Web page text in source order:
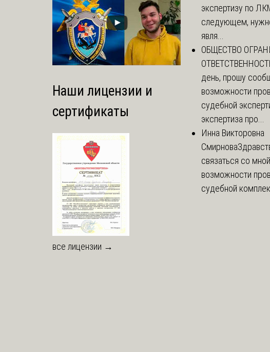
Наши лицензии и
сертификаты
все лицензии →
экспертизу по
следующем,
явля...
ОБЩЕСТВО
день, прошу
возможности
судебной
экспертиза про...
Инна Викторовна
Смирнова
связаться со
возможности
судебной